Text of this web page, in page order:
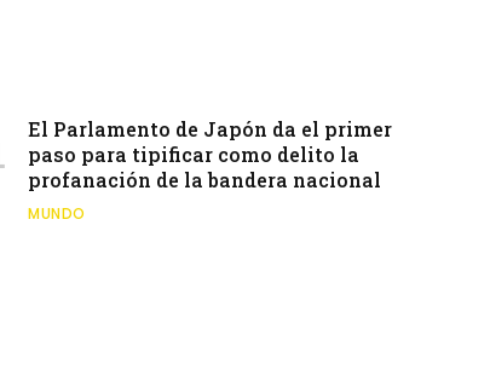
El Parlamento de Japón da el primer
paso para tipificar como delito la
profanación de la bandera nacional
MUNDO